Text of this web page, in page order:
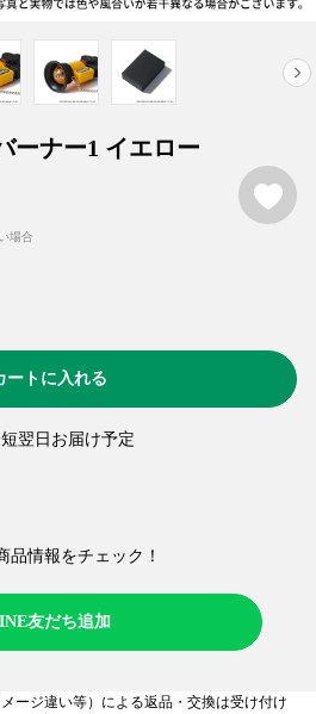
ーナー1 イエロー
場合
翌日お届け予定
ートに入れる
品情報をチェック！​
友だち追加
ージ違い等）による返品・交換は受け付け